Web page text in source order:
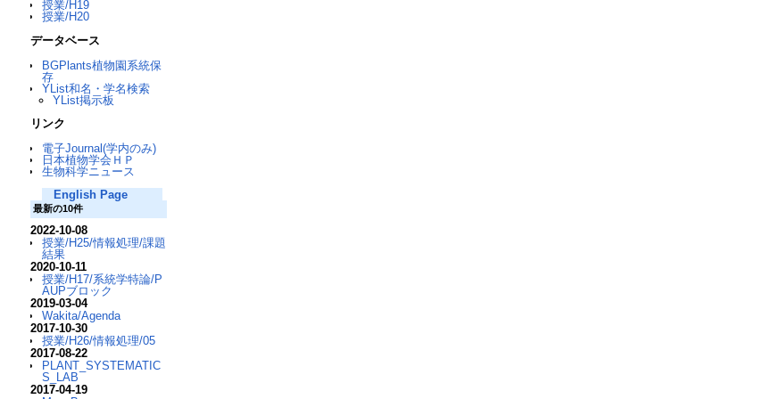
授業/H19
授業/H20
データベース
BGPlants植物園系統保
存
YList和名・学名検索
YList掲示板
リンク
電子Journal(学内のみ)
日本植物学会ＨＰ
生物科学ニュース
English Page
最新の10件
2022-10-08
授業/H25/情報処理/課題
結果
2020-10-11
授業/H17/系統学特論/P
AUPブロック
2019-03-04
Wakita/Agenda
2017-10-30
授業/H26/情報処理/05
2017-08-22
PLANT_SYSTEMATIC
S_LAB
2017-04-19